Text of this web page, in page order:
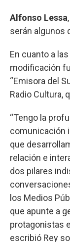
Alfonso Lessa,
serán algunos
En cuanto a
modificación
“Emisora del
Radio Cultura,
“Tengo la
comunicación
que
relación e
dos pilares
los Medios
que apunte a
protagonistas
escribió Rey